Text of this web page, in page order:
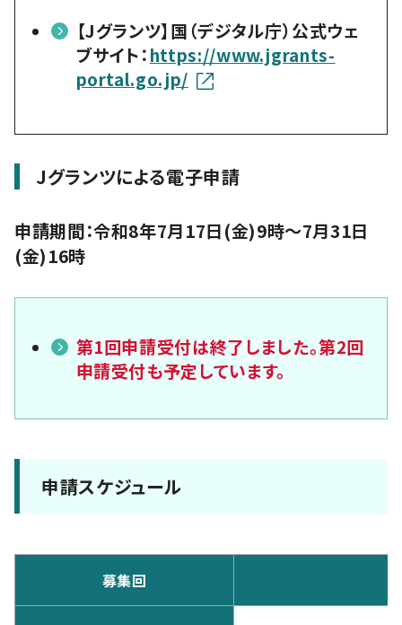
【Jグランツ】国（デジタル庁）公式ウェ
ブサイト：https://www.jgrants-
portal.go.jp/
Jグランツによる電子申請
申請期間：令和8年7月17日(金)9時～7月31日
(金)16時
第1回申請受付は終了しました。第2回
申請受付も予定しています。
申請スケジュール
募集回